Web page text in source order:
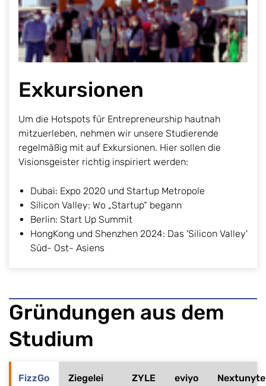
Exkursionen
Um die Hotspots für Entrepreneurship hautnah
mitzuerleben, nehmen wir unsere Studierende
regelmäßig mit auf Exkursionen. Hier sollen die
Visionsgeister richtig inspiriert werden:
Dubai: Expo 2020 und Startup Metropole
Silicon Valley: Wo „Startup“ begann
Berlin: Start Up Summit
HongKong und Shenzhen 2024: Das 'Silicon Valley'
Süd- Ost- Asiens
​Gründungen aus dem ​
Studium
FizzGo
Ziegelei
ZYLE eviyo Nextunyte